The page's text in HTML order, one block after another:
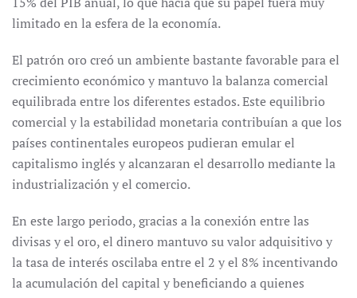
limitado en la esfera de la economía.
El patrón oro creó un ambiente bastante favorable para el
crecimiento económico y mantuvo la balanza comercial
equilibrada entre los diferentes estados. Este equilibrio
comercial y la estabilidad monetaria contribuían a que los
países continentales europeos pudieran emular el
capitalismo inglés y alcanzaran el desarrollo mediante la
industrialización y el comercio.
En este largo periodo, gracias a la conexión entre las
divisas y el oro, el dinero mantuvo su valor adquisitivo y
la tasa de interés oscilaba entre el 2 y el 8% incentivando
la acumulación del capital y beneficiando a quienes